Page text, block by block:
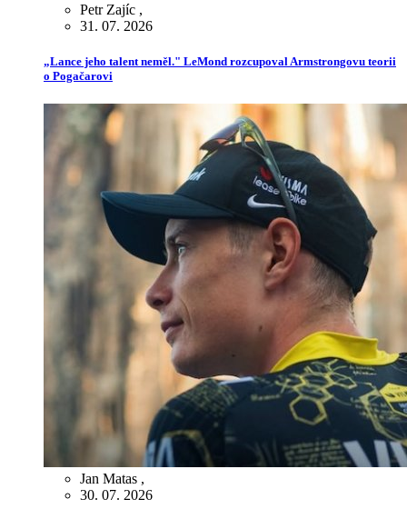
Petr Zajíc ,
31. 07. 2026
„Lance jeho talent neměl." LeMond rozcupoval Armstrongovu teorii
o Pogačarovi
Jan Matas ,
30. 07. 2026